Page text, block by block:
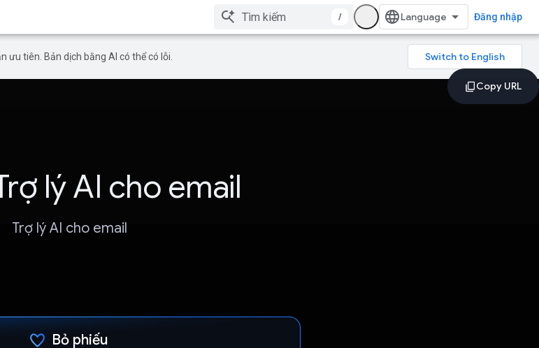
/ Đăng nhập
ưu tiên. Bản dịch bằng AI có thể có lỗi.
lý AI cho email
Trợ lý AI cho email
Bỏ phiếu